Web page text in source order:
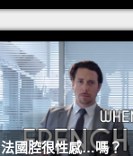
法國腔很性感…嗎？